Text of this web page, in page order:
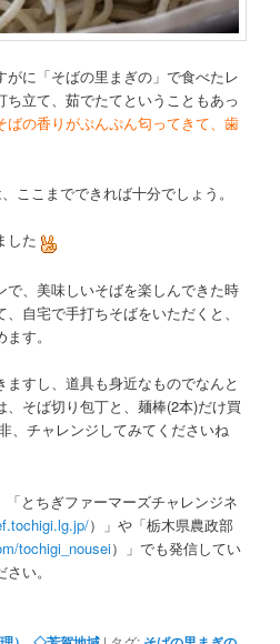
に「そばの里まぎの」で食べたレ
立て、茹でたてということもあっ
ばの香りがぷんぷん匂ってきて、歯
ここまでできれば十分でしょう。
した
、美味しいそばを楽しんできた時
自宅で手打ちそばをいただくと、
す。
すし、道具も身近なものでなんと
そば切り包丁と、麺棒(2本)だけ買
、チャレンジしてみてくださいね
とちぎファーマーズチャレンジネ
）」や「栃木県農政部
tochigi_nousei）」でも発信してい
い。